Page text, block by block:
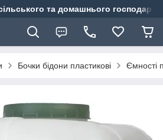
та домашнього
Бочки бідони пластикові Ємності